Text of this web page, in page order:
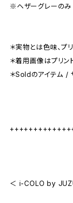
※ヘザーグレーの
＊実物とは色味、プ
＊着用画像はプリン
＊Soldのアイテム /
＜ i-COLO by